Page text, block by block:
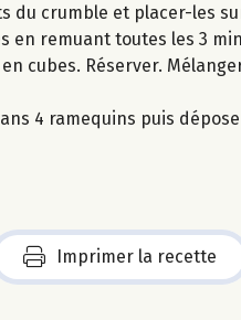
du crumble et placer-les
en remuant toutes les 3
cubes. Réserver.
4 ramequins puis
Imprimer la recette